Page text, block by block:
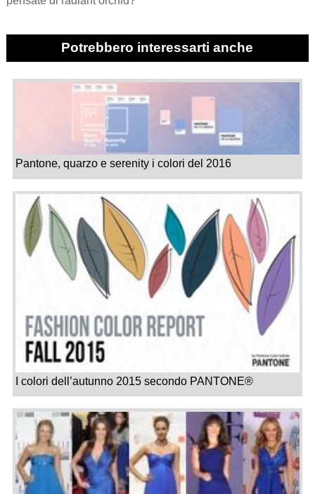
Potrebbero interessarti anche
Pantone, quarzo e serenity i colori del 2016
I colori dell’autunno 2015 secondo PANTONE®